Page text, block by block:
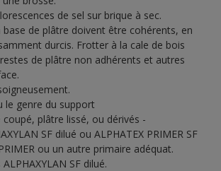
de sel sur brique à sec.
base de plâtre doivent être cohérents, en
durcis. Frotter à la cale de bois
de plâtre non adhérents et autres
le genre du support
coupé, plâtre lissé, ou dérivés -
SF dilué ou ALPHATEX PRIMER SF
ou un autre primaire adéquat.
SF dilué.